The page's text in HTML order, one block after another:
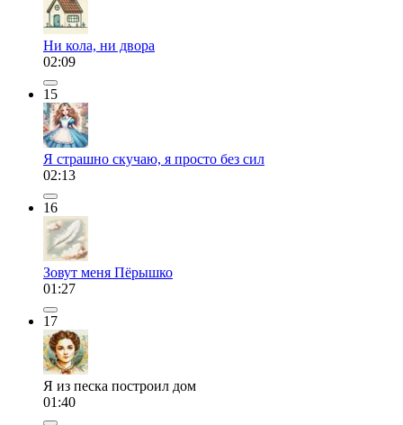
Ни кола, ни двора
02:09
15
Я страшно скучаю, я просто без сил
02:13
16
Зовут меня Пёрышко
01:27
17
Я из песка построил дом
01:40